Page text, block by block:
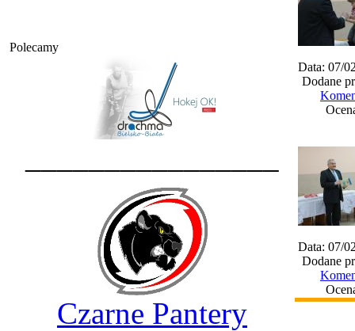
Polecamy
Czarne Pantery
Data: 07/
Dodane
Data: 07/
Dodane